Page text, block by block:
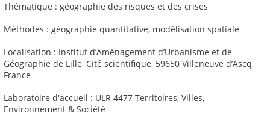
Thématique : géographie des risques et des crises
Méthodes : géographie quantitative, modélisation spatiale
Localisation : Institut d’Aménagement d’Urbanisme et de
Géographie de Lille, Cité scientifique, 59650 Villeneuve d’Ascq,
France
Laboratoire d'accueil : ULR 4477 Territoires, Villes,
Environnement & Société